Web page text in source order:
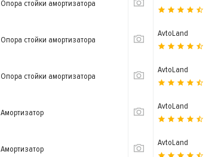
Опора стойки амортизатора
Опора стойки амортизатора
AvtoLand
Опора стойки амортизатора
AvtoLand
Амортизатор
AvtoLand
Амортизатор
AvtoLand